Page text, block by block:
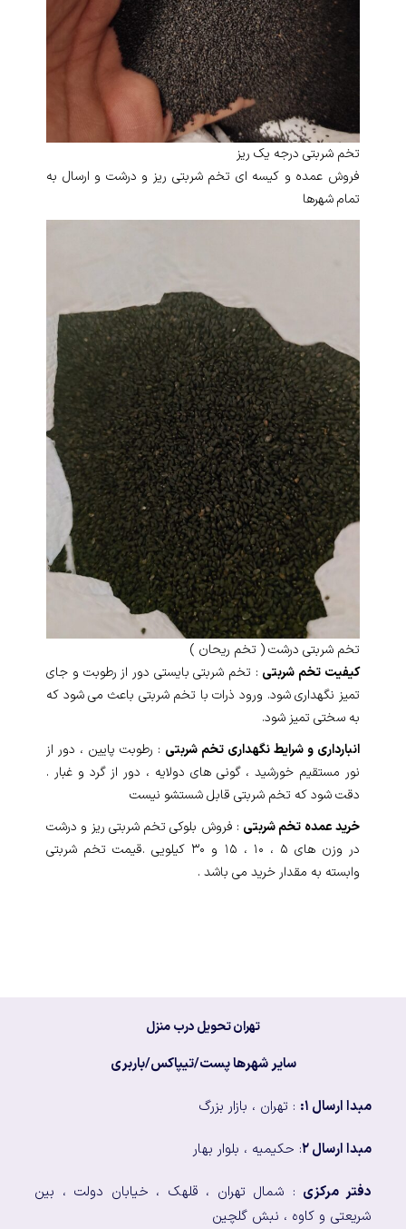
تخم شربتی درجه یک ریز
فروش عمده و کیسه ای تخم شربتی ریز و درشت و ارسال به
تمام شهرها
تخم شربتی درشت ( تخم ریحان )
کیفیت تخم شربتی : تخم شربتی بایستی دور از رطوبت و جای
تمیز نگهداری شود. ورود ذرات با تخم شربتی باعث می شود که
به سختی تمیز شود.
انبارداری و شرایط نگهداری تخم شربتی : رطوبت پایین ، دور از
نور مستقیم خورشید ، گونی های دولایه ، دور از گرد و غبار .
دقت شود که تخم شربتی قابل شستشو نیست
خرید عمده تخم شربتی : فروش بلوکی تخم شربتی ریز و درشت
در وزن های ۵ ، ۱۰ ، ۱۵ و ۳۰ کیلویی .‌‌قیمت تخم شربتی
وابسته به مقدار خرید می باشد .
تهران تحویل درب منزل
سایر شهرها پست/تیپاکس/باربری
مبدا ارسال ۱: : تهران ، بازار بزرگ
مبدا ارسال ۲ : حکیمیه ، بلوار بهار
دفتر مرکزی : شمال تهران ، قلهک ، خیابان دولت ، بین
شریعتی و کاوه ، نبش گلچین